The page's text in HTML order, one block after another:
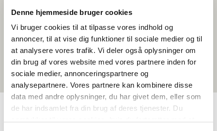
Denne hjemmeside bruger cookies
Vi bruger cookies til at tilpasse vores indhold og
annoncer, til at vise dig funktioner til sociale medier og til
at analysere vores trafik. Vi deler også oplysninger om
din brug af vores website med vores partnere inden for
sociale medier, annonceringspartnere og
analysepartnere. Vores partnere kan kombinere disse
data med andre oplysninger, du har givet dem, eller som
de har indsamlet fra din brug af deres tjenester. Du